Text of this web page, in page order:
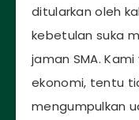
ditularkan oleh
kebetulan suka
jaman SMA.
ekonomi, tentu
mengumpulkan